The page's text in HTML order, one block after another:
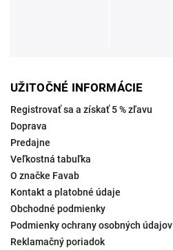
UŽITOČNÉ INFORMÁCIE
Registrovať sa a získať 5 % zľavu
Doprava
Predajne
Veľkostná tabuľka
O značke Favab
Kontakt a platobné údaje
Obchodné podmienky
Podmienky ochrany osobných údajov
Reklamačný poriadok